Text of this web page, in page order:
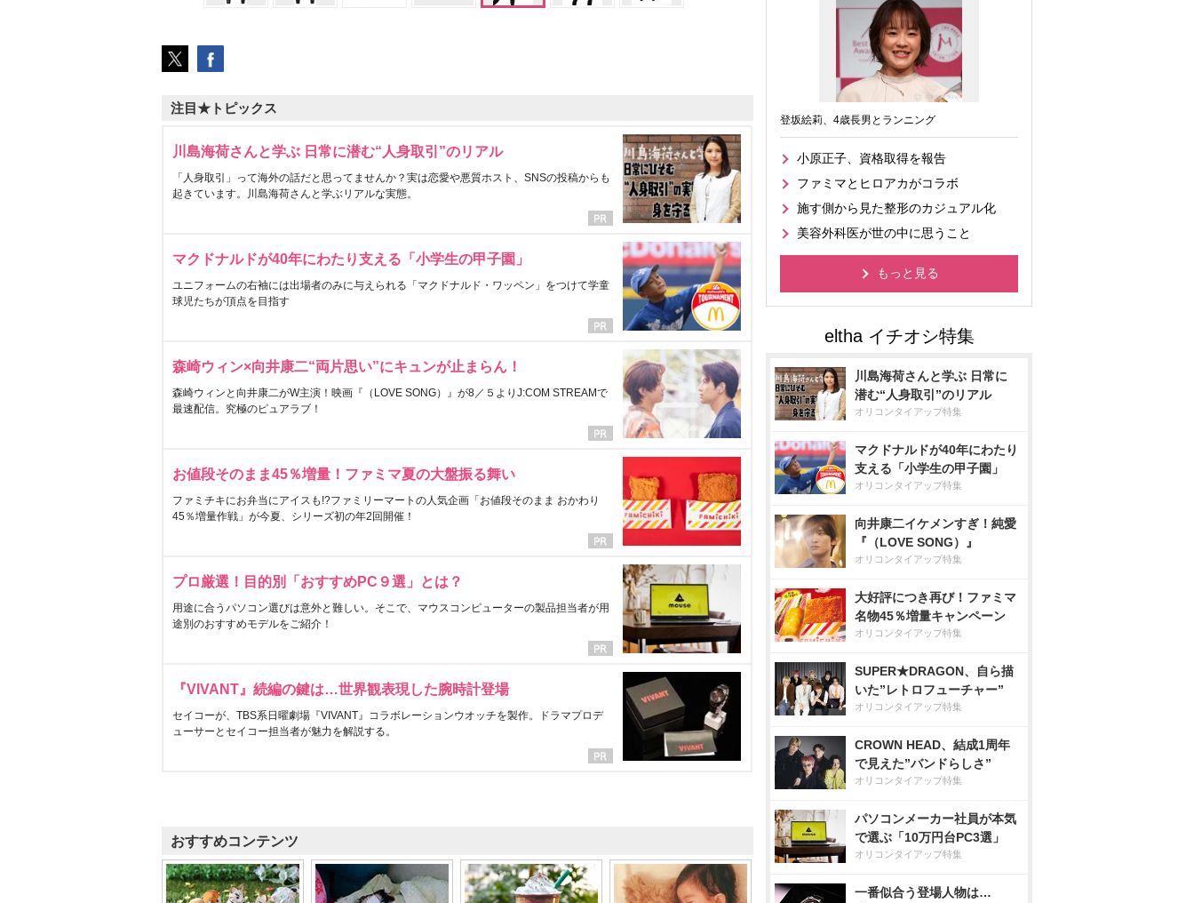
注目★トピックス
川島海荷さんと学ぶ 日常に潜む“人身取引”のリアル
「人身取引」って海外の話だと思ってませんか？実は恋愛や悪質ホスト、SNSの投稿からも
起きています。川島海荷さんと学ぶリアルな実態。
マクドナルドが40年にわたり支える「小学生の甲子園」
ユニフォームの右袖には出場者のみに与えられる「マクドナルド・ワッペン」をつけて学童
球児たちが頂点を目指す
森崎ウィン×向井康二“両片思い”にキュンが止まらん！
森崎ウィンと向井康二がW主演！映画『（LOVE SONG）』が8／５よりJ:COM STREAMで
最速配信。究極のピュアラブ！
お値段そのまま45％増量！ファミマ夏の大盤振る舞い
ファミチキにお弁当にアイスも!?ファミリーマートの人気企画「お値段そのまま おかわり
45％増量作戦」が今夏、シリーズ初の年2回開催！
プロ厳選！目的別「おすすめPC９選」とは？
用途に合うパソコン選びは意外と難しい。そこで、マウスコンピューターの製品担当者が用
途別のおすすめモデルをご紹介！
『VIVANT』続編の鍵は…世界観表現した腕時計登場
セイコーが、TBS系日曜劇場『VIVANT』コラボレーションウオッチを製作。ドラマプロデ
ューサーとセイコー担当者が魅力を解説する。
おすすめコンテンツ
登坂絵莉、4歳長男とランニング
小原正子、資格取得を報告
ファミマとヒロアカがコラボ
施す側から見た整形のカジュアル化
美容外科医が世の中に思うこと
もっと見る
川島海荷さんと学ぶ 日常に
潜む“人身取引”のリアル
オリコンタイアップ特集
マクドナルドが40年にわたり
支える「小学生の甲子園」
オリコンタイアップ特集
向井康二イケメンすぎ！純愛
『（LOVE SONG）』
オリコンタイアップ特集
大好評につき再び！ファミマ
名物45％増量キャンペーン
オリコンタイアップ特集
SUPER★DRAGON、自ら描
いた”レトロフューチャー”
オリコンタイアップ特集
CROWN HEAD、結成1周年
で見えた”バンドらしさ”
オリコンタイアップ特集
パソコンメーカー社員が本気
で選ぶ「10万円台PC3選」
オリコンタイアップ特集
一番似合う登場人物は…